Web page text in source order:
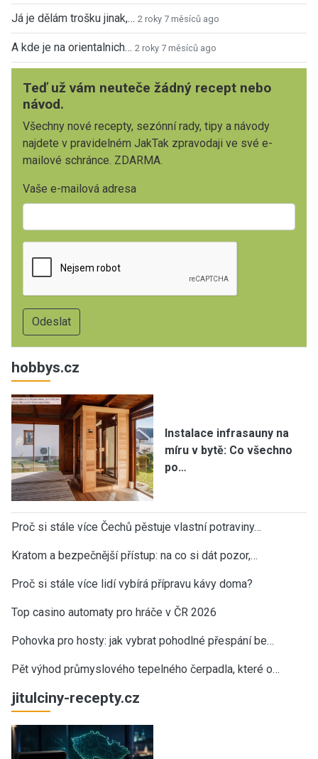
Já je dělám trošku jinak,… 2 roky 7 měsíců ago
A kde je na orientalnich… 2 roky 7 měsíců ago
Teď už vám neuteče žádný recept nebo
návod.
Všechny nové recepty, sezónní rady, tipy a návody
najdete v pravidelném JakTak zpravodaji ve své e-
mailové schránce. ZDARMA.
Vaše e-mailová adresa
hobbys.cz
Instalace infrasauny na
míru v bytě: Co všechno
po…
Proč si stále více Čechů pěstuje vlastní potraviny…
Kratom a bezpečnější přístup: na co si dát pozor,…
Proč si stále více lidí vybírá přípravu kávy doma?
Top casino automaty pro hráče v ČR 2026
Pohovka pro hosty: jak vybrat pohodlné přespání be…
Pět výhod průmyslového tepelného čerpadla, které o…
jitulciny-recepty.cz